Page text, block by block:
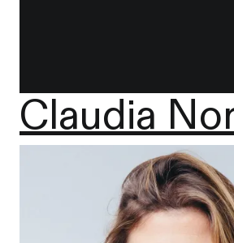
Claudia